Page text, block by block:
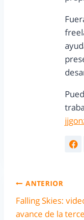
ANTERIOR
Falling Skies:
avance de la